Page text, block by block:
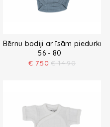
Bērnu bodiji ar īsām
56 - 80
€ 7.50 € 14.90